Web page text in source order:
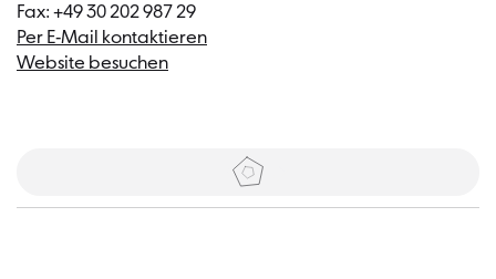
Fax: +49 30 202 987 29
Per E-Mail kontaktieren
Website besuchen
Tickets